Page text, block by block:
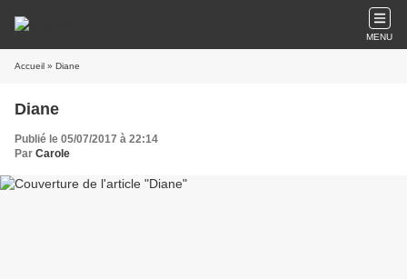
MENU
Accueil » Diane
Diane
Publié le 05/07/2017 à 22:14
Par Carole